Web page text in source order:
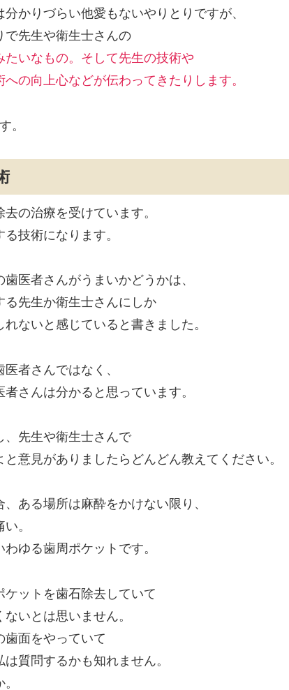
分かりづらい他愛もないやりとりですが、
で先生や衛生士さんの
たいなもの。そして先生の技術や
の向上心などが伝わってきたりします。
。
の治療を受けています。
技術になります。
医者さんがうまいかどうかは、
る先生か衛生士さんにしか
ないと感じていると書きました。
者さんではなく、
者さんは分かる と思っています。
、先生や衛生士さんで
と意見がありましたらどんどん教えてください。
ある場所は麻酔をかけない限り、
。
ゆる歯周ポケットです。
ケットを歯石除去していて
いとは思いません。
歯面をやっていて
質問するかも知れません。